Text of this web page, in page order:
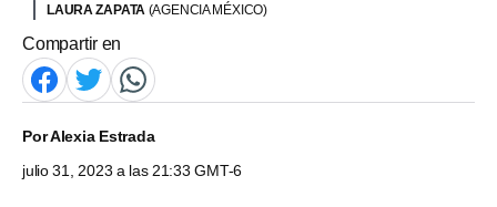
LAURA ZAPATA (AGENCIA MÉXICO)
Compartir en
PorAlexia Estrada
julio 31, 2023 a las 21:33 GMT-6